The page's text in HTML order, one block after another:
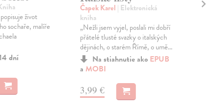
život
sochaře, malíře
dní
Čapek Karel | Elektronická
kniha
„Nežli jsem vyjel, poslali mi dobří
přátelé tlusté svazky o italských
dějinách, o starém Římě, o umě...
Na stiahnutie ako EPUB
a MOBI
3,99 €